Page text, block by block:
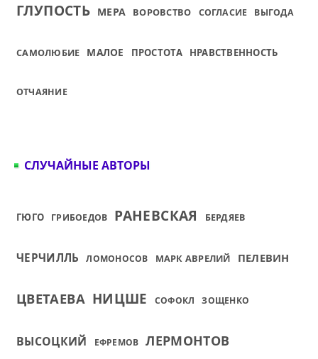
ГЛУПОСТЬ МЕРА ВОРОВСТВО СОГЛАСИЕ ВЫГОДА
САМОЛЮБИЕ МАЛОЕ ПРОСТОТА НРАВСТВЕННОСТЬ
ОТЧАЯНИЕ
СЛУЧАЙНЫЕ АВТОРЫ
ГЮГО ГРИБОЕДОВ РАНЕВСКАЯ БЕРДЯЕВ
ЧЕРЧИЛЛЬ ЛОМОНОСОВ МАРК АВРЕЛИЙ ПЕЛЕВИН
ЦВЕТАЕВА НИЦШЕ СОФОКЛ ЗОЩЕНКО
ВЫСОЦКИЙ ЕФРЕМОВ ЛЕРМОНТОВ